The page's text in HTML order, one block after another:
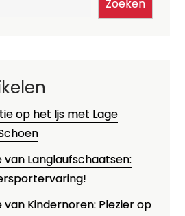
Zoeken
op het Ijs met Lage
van Langlaufschaatsen:
Kindernoren: Plezier op